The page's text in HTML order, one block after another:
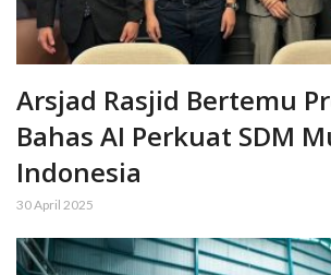
Arsjad Rasjid Bertemu
Bahas AI Perkuat SDM
Indonesia
30 April 2025